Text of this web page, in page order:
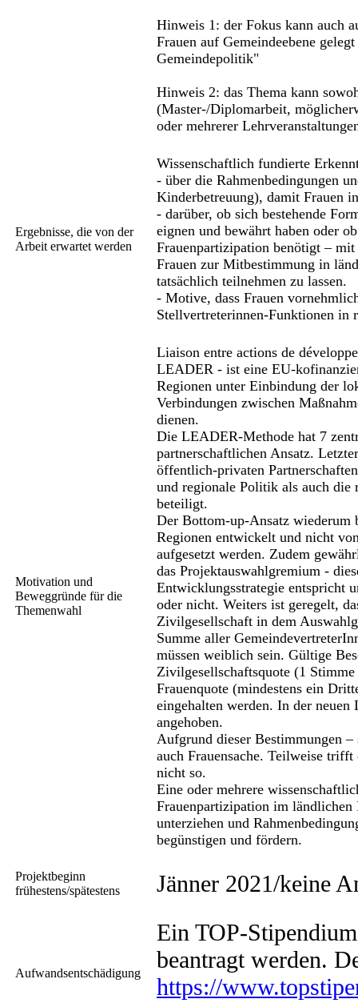
Hinweis 1: der Fokus kann auch
Frauen auf Gemeindeebene
Gemeindepolitik"
Hinweis 2: das Thema kann
(Master-/Diplomarbeit,
oder mehrerer
Ergebnisse, die von der
Arbeit erwartet werden
Wissenschaftlich fundierte
- über die Rahmenbedingungen
Kinderbetreuung), damit Frauen
- darüber, ob sich bestehende
eignen und bewährt haben oder
Frauenpartizipation benötigt –
Frauen zur Mitbestimmung in
tatsächlich teilnehmen zu lassen.
- Motive, dass Frauen
Stellvertreterinnen-Funktionen in
Motivation und
Beweggründe für die
Themenwahl
Liaison entre actions de
LEADER - ist eine EU-
Regionen unter Einbindung der
Verbindungen zwischen
dienen.
Die LEADER-Methode hat 7
partnerschaftlichen Ansatz.
öffentlich-privaten
und regionale Politik als auch
beteiligt.
Der Bottom-up-Ansatz wiederum
Regionen entwickelt und nicht
aufgesetzt werden. Zudem
das Projektauswahlgremium -
Entwicklungsstrategie entspricht
oder nicht. Weiters ist geregelt,
Zivilgesellschaft in dem
Summe aller
müssen weiblich sein. Gültige
Zivilgesellschaftsquote (1
Frauenquote (mindestens ein
eingehalten werden. In der
angehoben.
Aufgrund dieser Bestimmungen
auch Frauensache. Teilweise
nicht so.
Eine oder mehrere
Frauenpartizipation im ländlichen
unterziehen und
begünstigen und fördern.
Projektbeginn
frühestens/spätestens
Jänner 2021/keine
Aufwandsentschädigung
Ein TOP-
beantragt werden.
https://